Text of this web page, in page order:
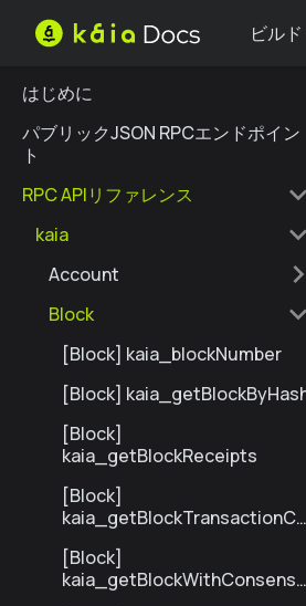
ビルド
はじめに
パブリックJSON RPCエンドポイン
ト
RPC APIリファレンス
kaia
Account
Block
[Block] kaia_blockNumber
[Block]
[Block]
kaia_getBlockReceipts
[Block]
kaia_getBlockTransactionCo
[Block]
kaia_getBlockWithConsensu